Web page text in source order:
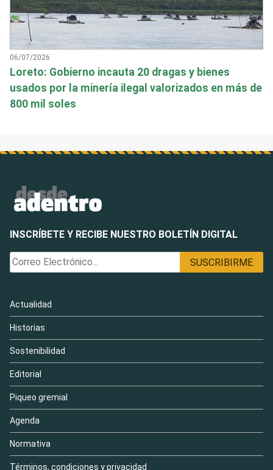
06/07/2026
Loreto: Gobierno incauta 20 dragas y bienes
usados por la minería ilegal valorizados en más de
800 mil soles
INSCRÍBETE Y RECIBE NUESTRO BOLETÍN DIGITAL
Actualidad
Historias
Sostenibilidad
Editorial
Piqueo gremial
Agenda
Normativa
Términos, condiciones y privacidad